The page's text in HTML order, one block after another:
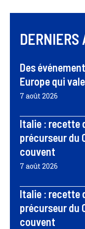
DERNIERS
Des
Europe qui
7 août 2026
Italie : recette
précurseur du
couvent
7 août 2026
Italie : recette
précurseur du
couvent